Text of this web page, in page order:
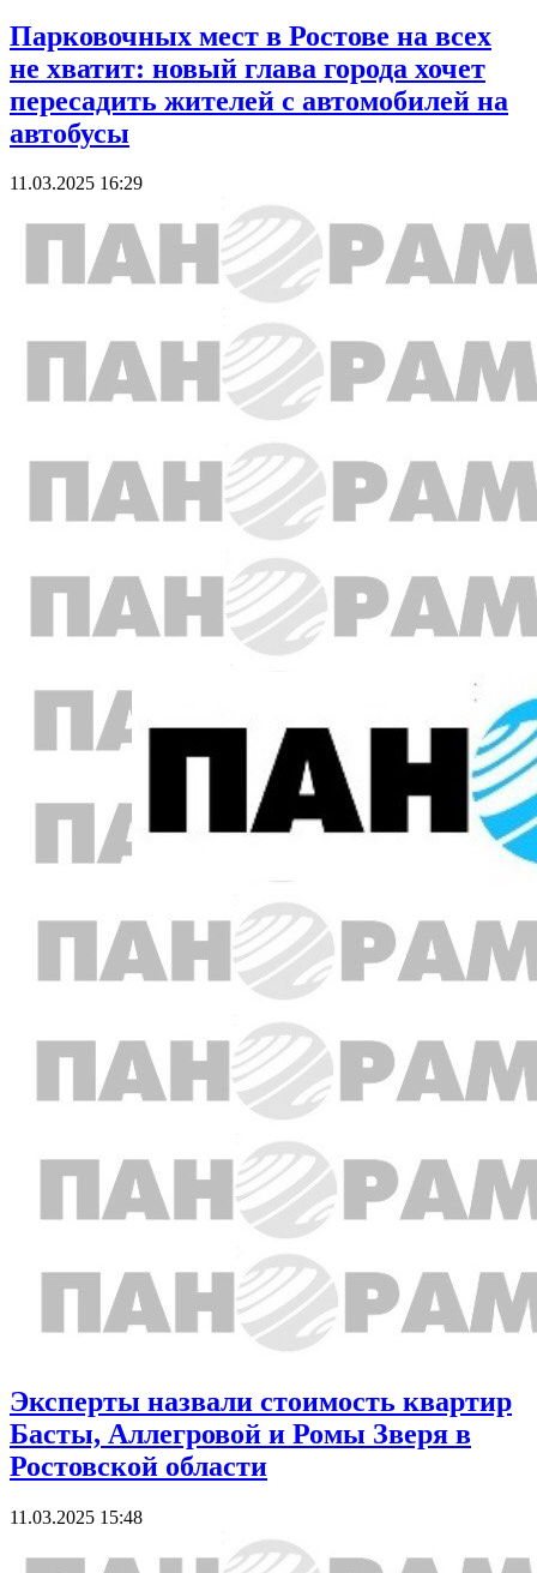
Парковочных мест в Ростове на всех
не хватит: новый глава города хочет
пересадить жителей с автомобилей на
автобусы
11.03.2025 16:29
Эксперты назвали стоимость квартир
Басты, Аллегровой и Ромы Зверя в
Ростовской области
11.03.2025 15:48